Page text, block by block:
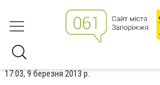
17:03, 9 березня 2013 р.